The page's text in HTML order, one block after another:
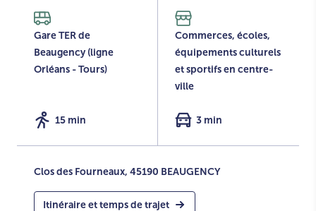
Gare TER de
Beaugency (ligne
Orléans - Tours)
15 min
Commerces, écoles,
équipements culturels
et sportifs en centre-
ville
3 min
Clos des Fourneaux, 45190 BEAUGENCY
Itinéraire et temps de trajet